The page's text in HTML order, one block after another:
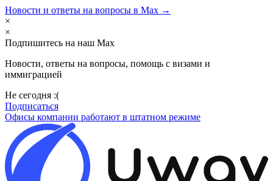
Новости и ответы на вопросы в Max →
×
×
Подпишитесь на наш Max
Новости, ответы на вопросы, помощь с визами и
иммиграцией
Не сегодня :(
Подписаться
Офисы компании работают в штатном режиме